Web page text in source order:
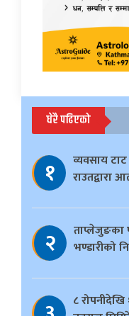
धेरै पढिएको
१
व्यवसाय
राउतद्वारा
२
ताप्लेजुङका
भण्डारीको
८